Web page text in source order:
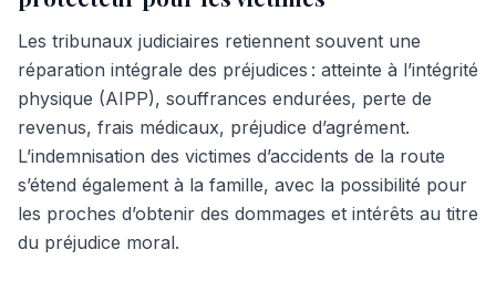
Les tribunaux judiciaires retiennent souvent une
réparation intégrale des préjudices : atteinte à l’intégrité
physique (AIPP), souffrances endurées, perte de
revenus, frais médicaux, préjudice d’agrément.
L’indemnisation des victimes d’accidents de la route
s’étend également à la famille, avec la possibilité pour
les proches d’obtenir des dommages et intérêts au titre
du préjudice moral.